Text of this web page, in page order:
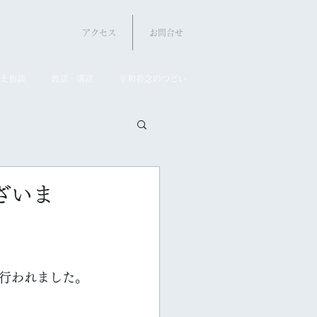
アクセス お問合せ
相談
いま
われました。